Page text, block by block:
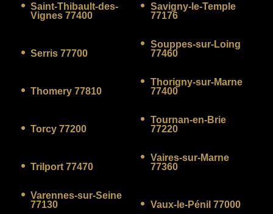
Saint-Thibault-des-
Vignes 77400
Savigny-le-Temple
77176
Serris 77700
Souppes-sur-Loing
77460
Thomery 77810
Thorigny-sur-Marne
77400
Torcy 77200
Tournan-en-Brie
77220
Trilport 77470
Vaires-sur-Marne
77360
Varennes-sur-Seine
77130
Vaux-le-Pénil 77000